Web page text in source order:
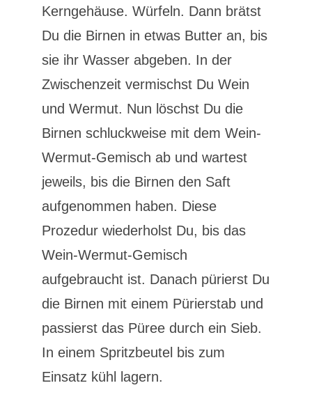
Kerngehäuse. Würfeln. Dann brätst
Du die Birnen in etwas Butter an, bis
sie ihr Wasser abgeben. In der
Zwischenzeit vermischst Du Wein
und Wermut. Nun löschst Du die
Birnen schluckweise mit dem Wein-
Wermut-Gemisch ab und wartest
jeweils, bis die Birnen den Saft
aufgenommen haben. Diese
Prozedur wiederholst Du, bis das
Wein-Wermut-Gemisch
aufgebraucht ist. Danach pürierst Du
die Birnen mit einem Pürierstab und
passierst das Püree durch ein Sieb.
In einem Spritzbeutel bis zum
Einsatz kühl lagern.